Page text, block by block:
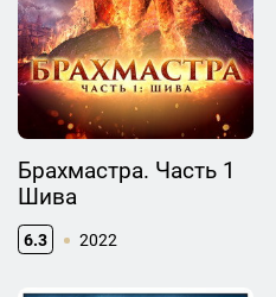
Брахмастра. Часть 1
Шива
6.3 2022